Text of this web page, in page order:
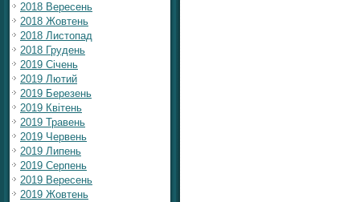
2018 Вересень
2018 Жовтень
2018 Листопад
2018 Грудень
2019 Січень
2019 Лютий
2019 Березень
2019 Квітень
2019 Травень
2019 Червень
2019 Липень
2019 Серпень
2019 Вересень
2019 Жовтень